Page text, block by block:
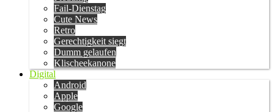
Fail-Dienstag
Cute News
Retro
Gerechtigkeit siegt
Dumm gelaufen
Klischeekanone
Digital
Android
Apple
Google